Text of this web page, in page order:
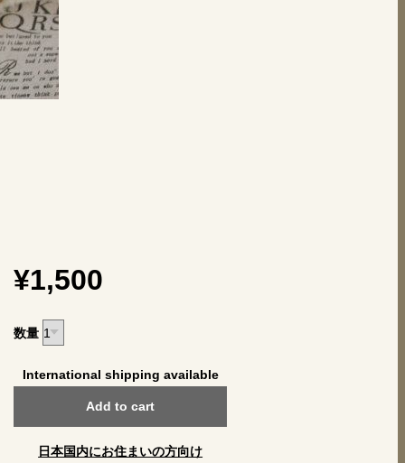
¥1,500
数量
International shipping available
Add to cart
日本国内にお住まいの方向け